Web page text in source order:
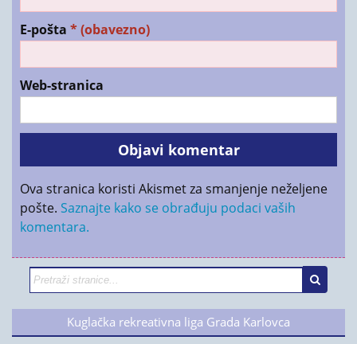
E-pošta * (obavezno)
Web-stranica
Ova stranica koristi Akismet za smanjenje neželjene
pošte. Saznajte kako se obrađuju podaci vaših
komentara.
Kuglačka rekreativna liga Grada Karlovca